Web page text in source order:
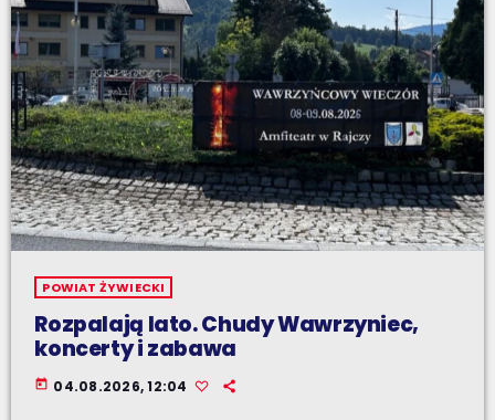
POWIAT ŻYWIECKI
Rozpalają lato. Chudy Wawrzyniec,
koncerty i zabawa
today 04.08.2026, 12:04